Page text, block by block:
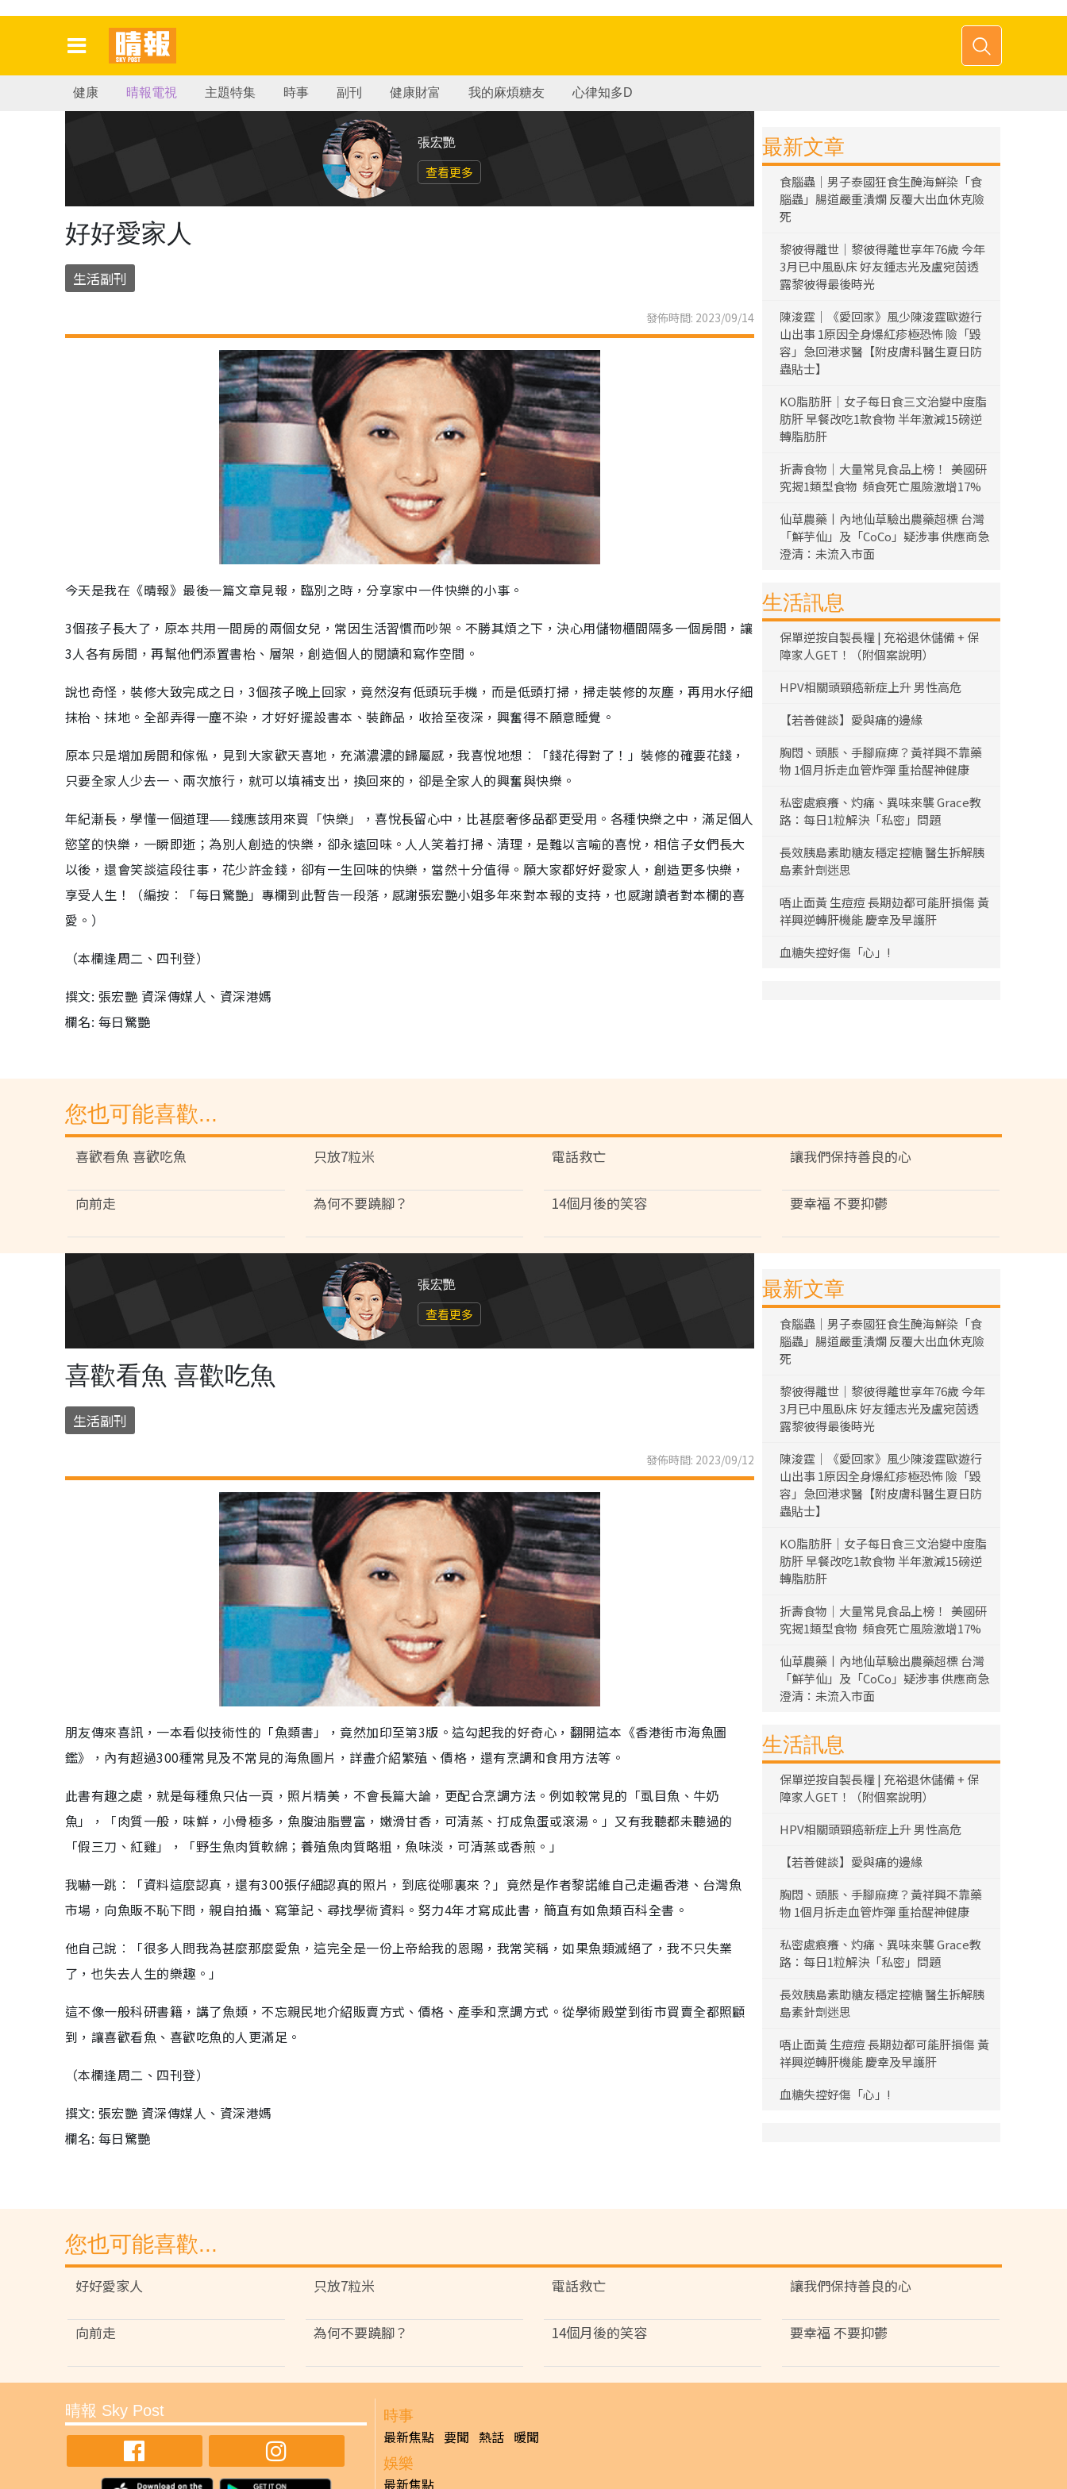
健康 晴報電視 主題特集 時事 副刊 健康財富 我的麻煩糖友 心律知多D
張宏艷
查看更多
好好愛家人
生活副刊
發佈時間: 2023/09/14
今天是我在《晴報》最後一篇文章見報，臨別之時，分享家中一件快樂的小事。
3個孩子長大了，原本共用一間房的兩個女兒，常因生活習慣而吵架。不勝其煩之下，決心用儲物櫃間隔多一個房間，讓
3人各有房間，再幫他們添置書枱、層架，創造個人的閱讀和寫作空間。
說也奇怪，裝修大致完成之日，3個孩子晚上回家，竟然沒有低頭玩手機，而是低頭打掃，掃走裝修的灰塵，再用水仔細
抹枱、抹地。全部弄得一塵不染，才好好擺設書本、裝飾品，收拾至夜深，興奮得不願意睡覺。
原本只是增加房間和傢俬，見到大家歡天喜地，充滿濃濃的歸屬感，我喜悅地想︰「錢花得對了！」裝修的確要花錢，
只要全家人少去一、兩次旅行，就可以填補支出，換回來的，卻是全家人的興奮與快樂。
年紀漸長，學懂一個道理——錢應該用來買「快樂」，喜悅長留心中，比甚麼奢侈品都更受用。各種快樂之中，滿足個人
慾望的快樂，一瞬即逝；為別人創造的快樂，卻永遠回味。人人笑着打掃、清理，是難以言喻的喜悅，相信子女們長大
以後，還會笑談這段往事，花少許金錢，卻有一生回味的快樂，當然十分值得。願大家都好好愛家人，創造更多快樂，
享受人生！（編按︰「每日驚艷」專欄到此暫告一段落，感謝張宏艷小姐多年來對本報的支持，也感謝讀者對本欄的喜
愛。）
（本欄逢周二、四刊登）
撰文: 張宏艷 資深傳媒人、資深港媽
欄名: 每日驚艷
最新文章
食腦蟲｜男子泰國狂食生醃海鮮染「食
腦蟲」腸道嚴重潰爛 反覆大出血休克險
死
黎彼得離世｜黎彼得離世享年76歲 今年
3月已中風臥床 好友鍾志光及盧宛茵透
露黎彼得最後時光
陳浚霆｜《愛回家》風少陳浚霆歐遊行
山出事 1原因全身爆紅疹極恐怖 險「毀
容」急回港求醫【附皮膚科醫生夏日防
蟲貼士】
KO脂肪肝｜女子每日食三文治變中度脂
肪肝 早餐改吃1款食物 半年激減15磅逆
轉脂肪肝
折壽食物｜大量常見食品上榜！ 美國研
究揭1類型食物 頻食死亡風險激增17%
仙草農藥丨內地仙草驗出農藥超標 台灣
「鮮芋仙」及「CoCo」疑涉事 供應商急
澄清：未流入市面
生活訊息
保單逆按自製長糧 | 充裕退休儲備 + 保
障家人GET！（附個案說明）
HPV相關頭頸癌新症上升 男性高危
【若善健談】愛與痛的邊緣
胸悶、頭脹、手腳麻痺？黃祥興不靠藥
物 1個月拆走血管炸彈 重拾醒神健康
私密處痕癢、灼痛、異味來襲 Grace教
路：每日1粒解決「私密」問題
長效胰島素助糖友穩定控糖 醫生拆解胰
島素針劑迷思
唔止面黃 生痘痘 長期攰都可能肝損傷 黃
祥興逆轉肝機能 慶幸及早護肝
血糖失控好傷「心」!
您也可能喜歡...
喜歡看魚 喜歡吃魚 只放7粒米 電話救亡 讓我們保持善良的心
向前走 為何不要蹺腳？ 14個月後的笑容 要幸福 不要抑鬱
張宏艷
查看更多
喜歡看魚 喜歡吃魚
生活副刊
發佈時間: 2023/09/12
朋友傳來喜訊，一本看似技術性的「魚類書」，竟然加印至第3版。這勾起我的好奇心，翻開這本《香港街市海魚圖
鑑》，內有超過300種常見及不常見的海魚圖片，詳盡介紹繁殖、價格，還有烹調和食用方法等。
此書有趣之處，就是每種魚只佔一頁，照片精美，不會長篇大論，更配合烹調方法。例如較常見的「虱目魚、牛奶
魚」，「肉質一般，味鮮，小骨極多，魚腹油脂豐富，嫩滑甘香，可清蒸、打成魚蛋或滾湯。」又有我聽都未聽過的
「假三刀、紅雞」，「野生魚肉質軟綿；養殖魚肉質略粗，魚味淡，可清蒸或香煎。」
我嚇一跳︰「資料這麼認真，還有300張仔細認真的照片，到底從哪裏來？」竟然是作者黎諾維自己走遍香港、台灣魚
市場，向魚販不恥下問，親自拍攝、寫筆記、尋找學術資料。努力4年才寫成此書，簡直有如魚類百科全書。
他自己說︰「很多人問我為甚麼那麼愛魚，這完全是一份上帝給我的恩賜，我常笑稱，如果魚類滅絕了，我不只失業
了，也失去人生的樂趣。」
這不像一般科研書籍，講了魚類，不忘親民地介紹販賣方式、價格、產季和烹調方式。從學術殿堂到街市買賣全都照顧
到，讓喜歡看魚、喜歡吃魚的人更滿足。
（本欄逢周二、四刊登）
撰文: 張宏艷 資深傳媒人、資深港媽
欄名: 每日驚艷
最新文章
食腦蟲｜男子泰國狂食生醃海鮮染「食
腦蟲」腸道嚴重潰爛 反覆大出血休克險
死
黎彼得離世｜黎彼得離世享年76歲 今年
3月已中風臥床 好友鍾志光及盧宛茵透
露黎彼得最後時光
陳浚霆｜《愛回家》風少陳浚霆歐遊行
山出事 1原因全身爆紅疹極恐怖 險「毀
容」急回港求醫【附皮膚科醫生夏日防
蟲貼士】
KO脂肪肝｜女子每日食三文治變中度脂
肪肝 早餐改吃1款食物 半年激減15磅逆
轉脂肪肝
折壽食物｜大量常見食品上榜！ 美國研
究揭1類型食物 頻食死亡風險激增17%
仙草農藥丨內地仙草驗出農藥超標 台灣
「鮮芋仙」及「CoCo」疑涉事 供應商急
澄清：未流入市面
生活訊息
保單逆按自製長糧 | 充裕退休儲備 + 保
障家人GET！（附個案說明）
HPV相關頭頸癌新症上升 男性高危
【若善健談】愛與痛的邊緣
胸悶、頭脹、手腳麻痺？黃祥興不靠藥
物 1個月拆走血管炸彈 重拾醒神健康
私密處痕癢、灼痛、異味來襲 Grace教
路：每日1粒解決「私密」問題
長效胰島素助糖友穩定控糖 醫生拆解胰
島素針劑迷思
唔止面黃 生痘痘 長期攰都可能肝損傷 黃
祥興逆轉肝機能 慶幸及早護肝
血糖失控好傷「心」!
您也可能喜歡...
好好愛家人 只放7粒米 電話救亡 讓我們保持善良的心
向前走 為何不要蹺腳？ 14個月後的笑容 要幸福 不要抑鬱
晴報 Sky Post 時事
最新焦點 要聞 熱話 暖聞
娛樂
最新焦點